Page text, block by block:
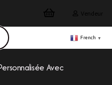
Vendeur
French ▼
Avec